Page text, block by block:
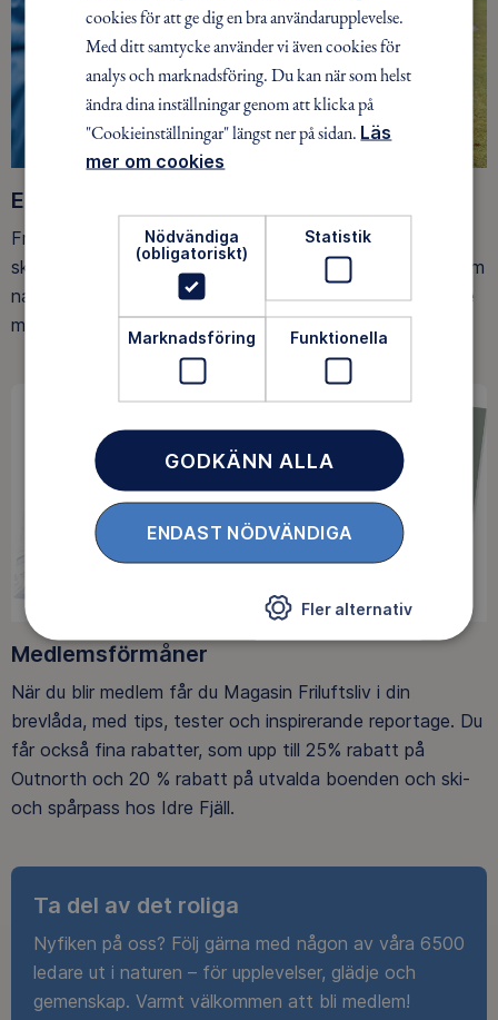
Ett friluftsliv för alla
Friluftsfrämjandet arbetar för att så många som möjligt
ska upptäcka den rörelseglädje och de hälsoeffekter som
naturen ger. Som medlem bidrar du också till vårt arbete
med att skydda allemansrätten.
Medlemsförmåner
När du blir medlem får du Magasin Friluftsliv i din
brevlåda, med tips, tester och inspirerande reportage. Du
får också fina rabatter, som upp till 25% rabatt på
Outnorth och 20 % rabatt på utvalda boenden och ski-
och spårpass hos Idre Fjäll.
Ta del av det roliga
Nyfiken på oss? Följ gärna med någon av våra 6500
ledare ut i naturen – för upplevelser, glädje och
gemenskap. Varmt välkommen att bli medlem!
cookies för att ge dig en bra användarupplevelse.
Med ditt samtycke använder vi även cookies för
analys och marknadsföring. Du kan när som helst
ändra dina inställningar genom att klicka på
"Cookieinställningar" längst ner på sidan. Läs
mer om cookies
Nödvändiga
(obligatoriskt)
Statistik
Marknadsföring Funktionella
GODKÄNN ALLA
ENDAST NÖDVÄNDIGA
Fler alternativ